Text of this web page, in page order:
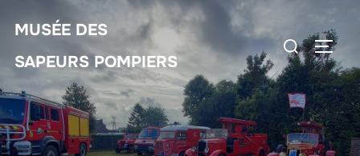
MUSÉE DES
SAPEURS POMPIERS